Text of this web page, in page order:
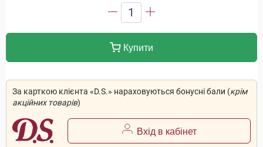
1
Купити
За карткою клієнта «D.S.» нараховуються бонусні бали (крім
акційних товарів)
Вхід в кабінет